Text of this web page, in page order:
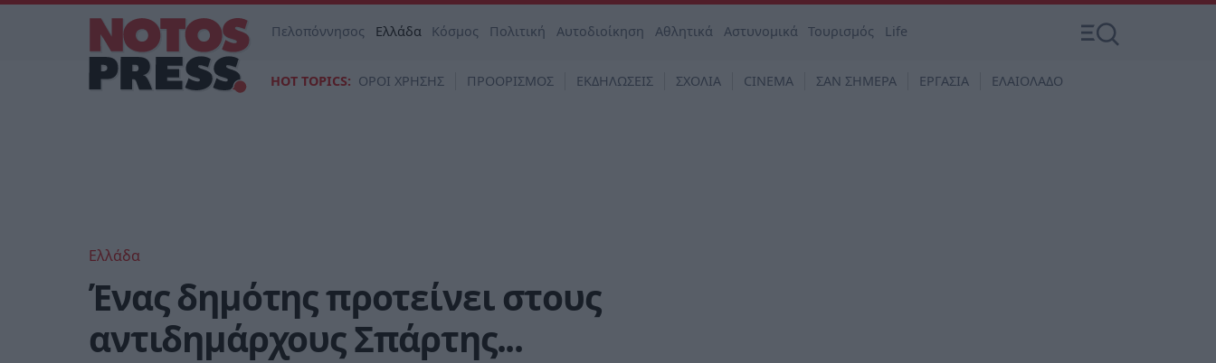
Πελοπόννησος Ελλάδα Κόσμος Πολιτική Αυτοδιοίκηση Αθλητικά Αστυνομικά Τουρισμός Life
HOT TOPICS: ΟΡΟΙ ΧΡΗΣΗΣ ΠΡΟΟΡΙΣΜΟΣ ΕΚΔΗΛΩΣΕΙΣ ΣΧΟΛΙΑ CINEMA ΣΑΝ ΣΗΜΕΡΑ ΕΡΓΑΣΙΑ ΕΛΑΙΟΛΑΔΟ
Ελλάδα
Ένας δημότης προτείνει στους
αντιδημάρχους Σπάρτης...